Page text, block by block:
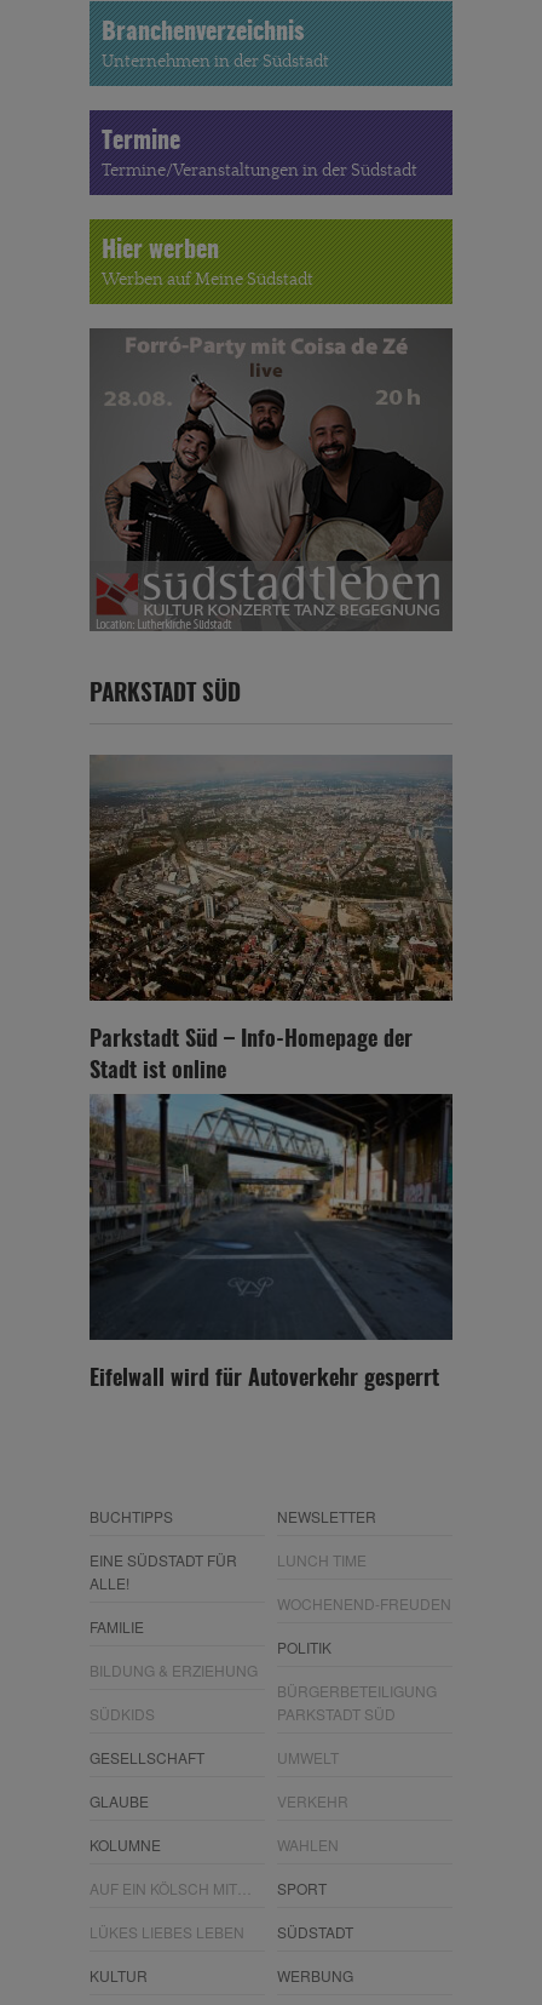
Branchenverzeichnis
Unternehmen in der Südstadt
Termine
Termine/Veranstaltungen in der Südstadt
Hier werben
Werben auf Meine Südstadt
PARKSTADT SÜD
Parkstadt Süd – Info-Homepage der
Stadt ist online
Eifelwall wird für Autoverkehr gesperrt
BUCHTIPPS
EINE SÜDSTADT FÜR
ALLE!
FAMILIE
BILDUNG & ERZIEHUNG
SÜDKIDS
GESELLSCHAFT
GLAUBE
KOLUMNE
AUF EIN KÖLSCH MIT…
LÜKES LIEBES LEBEN
KULTUR
NEWSLETTER
LUNCH TIME
WOCHENEND-FREUDEN
POLITIK
BÜRGERBETEILIGUNG
PARKSTADT SÜD
UMWELT
VERKEHR
WAHLEN
SPORT
SÜDSTADT
WERBUNG